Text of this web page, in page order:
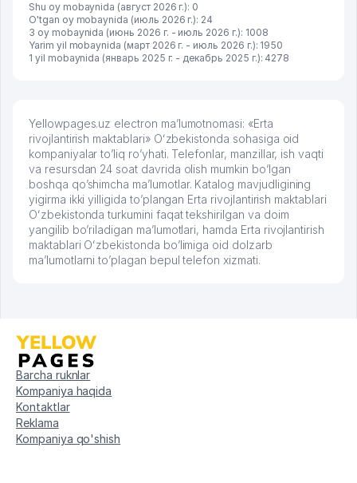
Shu oy mobaynida (август 2026 г.): 0
O'tgan oy mobaynida (июль 2026 г.): 24
3 oy mobaynida (июнь 2026 г. - июль 2026 г.): 1008
Yarim yil mobaynida (март 2026 г. - июль 2026 г.): 1950
1 yil mobaynida (январь 2025 г. - декабрь 2025 г.): 4278
Yellowpages.uz electron ma’lumotnomasi: «Erta
rivojlantirish maktablari» Oʻzbekistonda sohasiga oid
kompaniyalar to’liq ro’yhati. Telefonlar, manzillar, ish vaqti
va resursdan 24 soat davrida olish mumkin bo’lgan
boshqa qo’shimcha ma’lumotlar. Katalog mavjudligining
yigirma ikki yilligida to’plangan Erta rivojlantirish maktablari
Oʻzbekistonda turkumini faqat tekshirilgan va doim
yangilib bo’riladigan ma’lumotlari, hamda Erta rivojlantirish
maktablari Oʻzbekistonda bo’limiga oid dolzarb
ma’lumotlarni to’plagan bepul telefon xizmati.
Barcha ruknlar
Kompaniya haqida
Kontaktlar
Reklama
Kompaniya qo'shish